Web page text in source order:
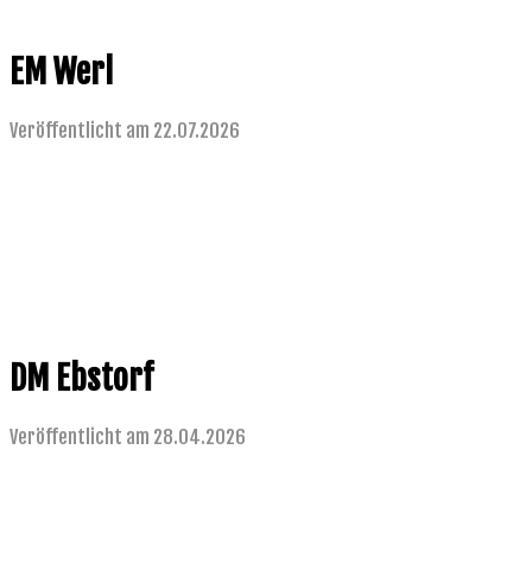
EM Werl
Veröffentlicht am 22.07.2026
DM Ebstorf
Veröffentlicht am 28.04.2026